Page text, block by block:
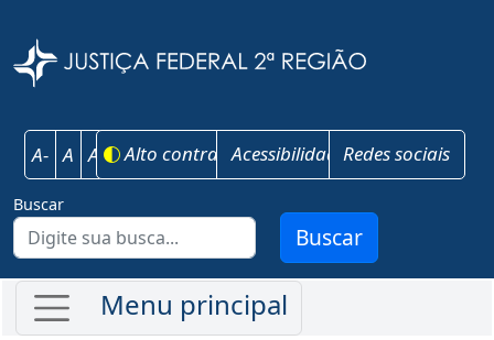
A- A A+ Alto contrasteAcessibilidadeRedes sociais
Buscar
Buscar